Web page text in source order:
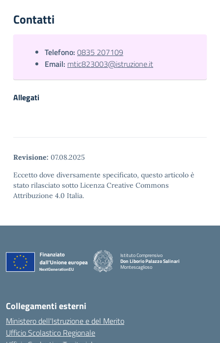
Contatti
Telefono: 0835 207109
Email: mtic823003@istruzione.it
Allegati
Revisione: 07.08.2025
Eccetto dove diversamente specificato, questo articolo è
stato rilasciato sotto Licenza Creative Commons
Attribuzione 4.0 Italia.
Istituto Comprensivo
Don Liborio Palazzo Salinari
Montescaglioso
Collegamenti esterni
Ministero dell'Istruzione e del Merito
Ufficio Scolastico Regionale